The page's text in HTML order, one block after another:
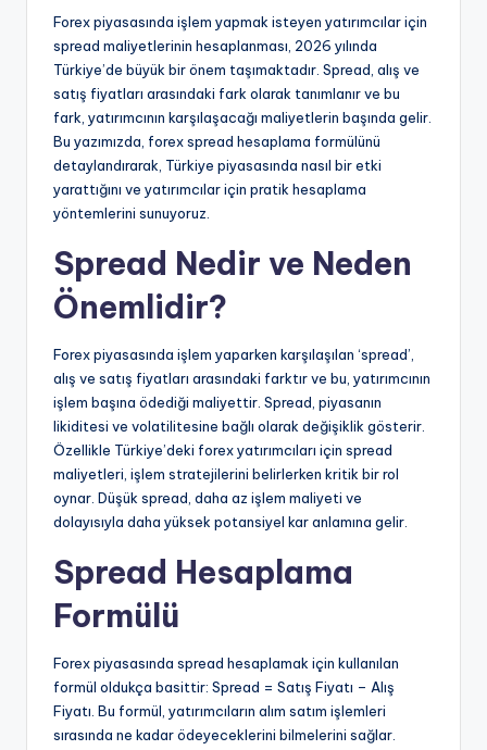
Forex piyasasında işlem yapmak isteyen yatırımcılar için
spread maliyetlerinin hesaplanması, 2026 yılında
Türkiye’de büyük bir önem taşımaktadır. Spread, alış ve
satış fiyatları arasındaki fark olarak tanımlanır ve bu
fark, yatırımcının karşılaşacağı maliyetlerin başında gelir.
Bu yazımızda, forex spread hesaplama formülünü
detaylandırarak, Türkiye piyasasında nasıl bir etki
yarattığını ve yatırımcılar için pratik hesaplama
yöntemlerini sunuyoruz.
Spread Nedir ve Neden
Önemlidir?
Forex piyasasında işlem yaparken karşılaşılan ‘spread’,
alış ve satış fiyatları arasındaki farktır ve bu, yatırımcının
işlem başına ödediği maliyettir. Spread, piyasanın
likiditesi ve volatilitesine bağlı olarak değişiklik gösterir.
Özellikle Türkiye’deki forex yatırımcıları için spread
maliyetleri, işlem stratejilerini belirlerken kritik bir rol
oynar. Düşük spread, daha az işlem maliyeti ve
dolayısıyla daha yüksek potansiyel kar anlamına gelir.
Spread Hesaplama
Formülü
Forex piyasasında spread hesaplamak için kullanılan
formül oldukça basittir: Spread = Satış Fiyatı – Alış
Fiyatı. Bu formül, yatırımcıların alım satım işlemleri
sırasında ne kadar ödeyeceklerini bilmelerini sağlar.